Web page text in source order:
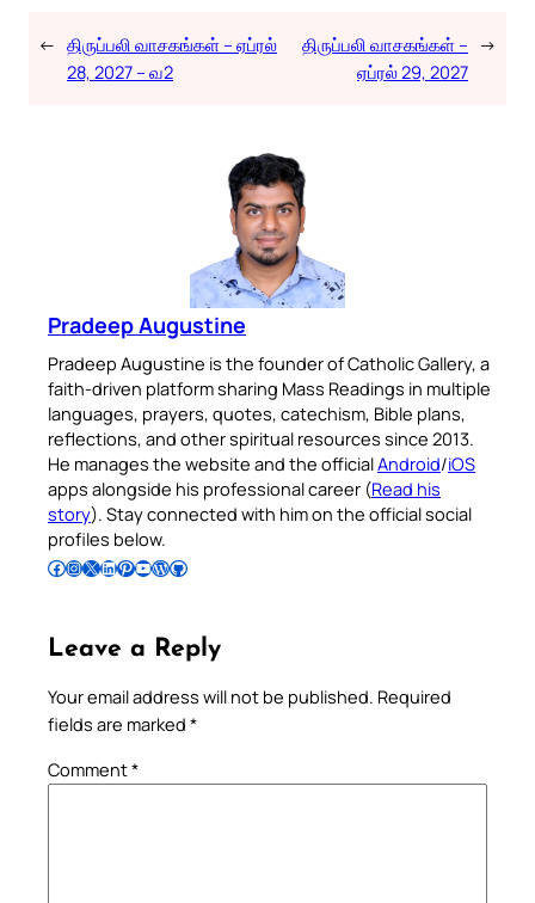
← திருப்பலி வாசகங்கள் – ஏப்ரல்
28, 2027 – வ2
திருப்பலி வாசகங்கள் –
ஏப்ரல் 29, 2027
→
Pradeep Augustine
Pradeep Augustine is the founder of Catholic Gallery, a
faith-driven platform sharing Mass Readings in multiple
languages, prayers, quotes, catechism, Bible plans,
reflections, and other spiritual resources since 2013.
He manages the website and the officialAndroid/iOS
apps alongside his professional career (Read his
story). Stay connected with him on the official social
profiles below.
Follow Pradeep on Facebook Follow Pradeep on InstagramFollow Pradeep on X Follow Pradeep on LinkedIn Follow Pradeep on Pinterest Subscribe to Pradeep’s Youtube Channel Follow Pradeep on WordPress Follow Pradeep on GitHub
Leave a Reply
Your email address will not be published. Required
fields are marked *
Comment*